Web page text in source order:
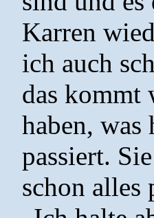
Karren
ich auch
das kommt
haben,
passiert.
schon alles